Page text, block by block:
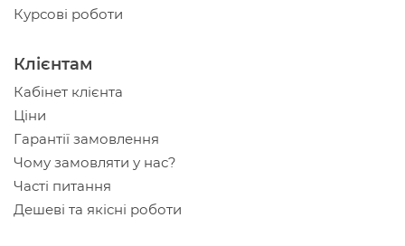
Курсові роботи
Клієнтам
Кабінет клієнта
Ціни
Гарантії замовлення
Чому замовляти у нас?
Часті питання
Дешеві та якісні роботи